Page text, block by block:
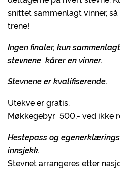
snittet sammenlagt vinner,
trene!
Ingen finaler, kun
stevnene kårer en vinner.
Stevnene er kvalifiserende.
Utekve er gratis.
Møkkegebyr 500,- ved ikke
Hestepass og
innsjekk.
Stevnet arrangeres etter